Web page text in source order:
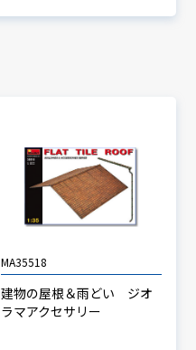
MA35518
建物の屋根＆雨どい ジオ
ラマアクセサリー